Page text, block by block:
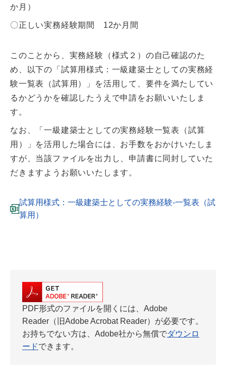
か月）
〇正しい実務経験期間 12か月間
このことから、実務経験（様式２）の自己確認のた
め、以下の「試算用様式：一級建築士としての実務経
験一覧表（試算用）」を活用して、要件を満たしてい
るかどうかを確認したうえで申請をお願いいたしま
す。
なお、「一級建築士としての実務経験一覧表（試算
用）」を活用した場合には、お手数をおかけいたしま
すが、当該ファイルを出力し、申請書に同封していた
だきますようお願いいたします。
試算用様式：一級建築士としての実務経験-一覧表（試
算用）
PDF形式のファイルを開くには、Adobe
Reader（旧Adobe Acrobat Reader）が必要です。
お持ちでない方は、Adobe社から無償でダウンロ
ードできます。